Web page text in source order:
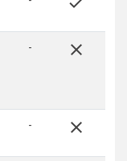
- close
- close